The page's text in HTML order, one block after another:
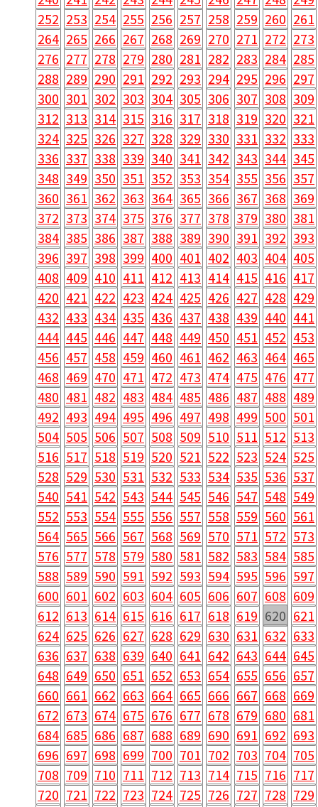
252 253 254 255 256 257 258 259 260 261
264 265 266 267 268 269 270 271 272 273
276 277 278 279 280 281 282 283 284 285
288 289 290 291 292 293 294 295 296 297
300 301 302 303 304 305 306 307 308 309
312 313 314 315 316 317 318 319 320 321
324 325 326 327 328 329 330 331 332 333
336 337 338 339 340 341 342 343 344 345
348 349 350 351 352 353 354 355 356 357
360 361 362 363 364 365 366 367 368 369
372 373 374 375 376 377 378 379 380 381
384 385 386 387 388 389 390 391 392 393
396 397 398 399 400 401 402 403 404 405
408 409 410 411 412 413 414 415 416 417
420 421 422 423 424 425 426 427 428 429
432 433 434 435 436 437 438 439 440 441
444 445 446 447 448 449 450 451 452 453
456 457 458 459 460 461 462 463 464 465
468 469 470 471 472 473 474 475 476 477
480 481 482 483 484 485 486 487 488 489
492 493 494 495 496 497 498 499 500 501
504 505 506 507 508 509 510 511 512 513
516 517 518 519 520 521 522 523 524 525
528 529 530 531 532 533 534 535 536 537
540 541 542 543 544 545 546 547 548 549
552 553 554 555 556 557 558 559 560 561
564 565 566 567 568 569 570 571 572 573
576 577 578 579 580 581 582 583 584 585
588 589 590 591 592 593 594 595 596 597
600 601 602 603 604 605 606 607 608 609
612 613 614 615 616 617 618 619 620 621
624 625 626 627 628 629 630 631 632 633
636 637 638 639 640 641 642 643 644 645
648 649 650 651 652 653 654 655 656 657
660 661 662 663 664 665 666 667 668 669
672 673 674 675 676 677 678 679 680 681
684 685 686 687 688 689 690 691 692 693
696 697 698 699 700 701 702 703 704 705
708 709 710 711 712 713 714 715 716 717
720 721 722 723 724 725 726 727 728 729